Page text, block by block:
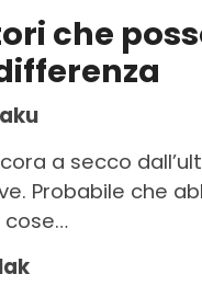
che
a secco
Probabile che
cose…